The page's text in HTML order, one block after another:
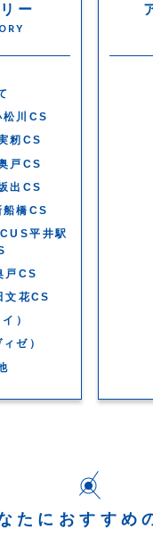
ー
川CS
籾CS
戸CS
出CS
橋CS
平井駅
戸CS
文花CS
）
ゼ）
たにおすすめ